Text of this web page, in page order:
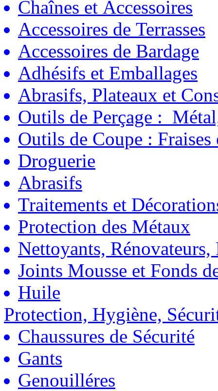
Chaînes et Accessoires
Accessoires de Terrasses
Accessoires de Bardage
Adhésifs et Emballages
Abrasifs, Plateaux et
Outils de Perçage :
Outils de Coupe : Fraises
Droguerie
Abrasifs
Traitements et
Protection des Métaux
Nettoyants, Rénovateurs,
Joints Mousse et Fonds
Huile
Protection, Hygiène,
Chaussures de Sécurité
Gants
Genouilléres